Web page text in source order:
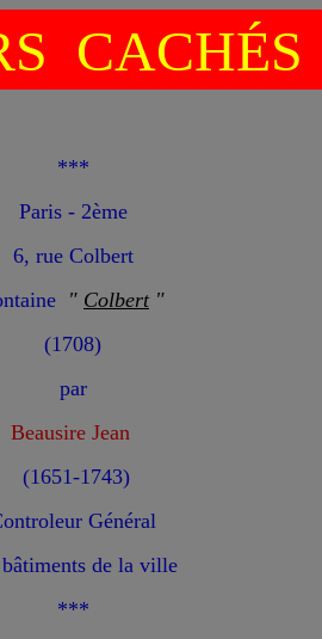
CACHÉS
***
Paris - 2ème
6, rue Colbert
" Colbert"
(1708)
par
Beausire Jean
(1651-1743)
Général
bâtiments de la ville
***